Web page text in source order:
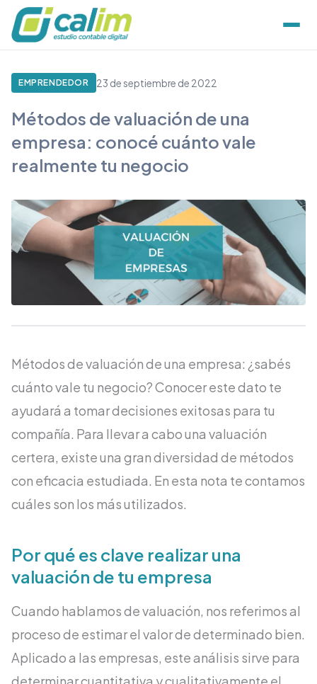
EMPRENDEDOR 23 de septiembre de 2022
Métodos de valuación de una
empresa: conocé cuánto vale
realmente tu negocio
Métodos de valuación de una empresa: ¿sabés
cuánto vale tu negocio? Conocer este dato te
ayudará a tomar decisiones exitosas para tu
compañía. Para llevar a cabo una valuación
certera, existe una gran diversidad de métodos
con eficacia estudiada. En esta nota te contamos
cuáles son los más utilizados.
Por qué es clave realizar una
valuación de tu empresa
Cuando hablamos de valuación, nos referimos al
proceso de estimar el valor de determinado bien.
Aplicado a las empresas, este análisis sirve para